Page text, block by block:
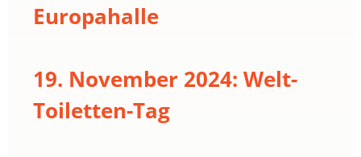
Europahalle
19. November 2024: Welt-
Toiletten-Tag